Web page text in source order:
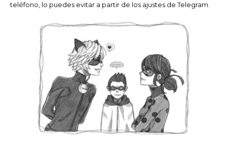
teléfono, lo puedes evitar a partir de los ajustes de Telegram.